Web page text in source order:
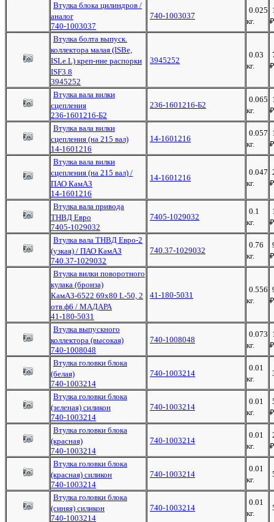
Втулка блока цилиндров /
аналог
740-1003037
740-1003037
0.025
кг.
₽
Втулка болта выпуск.
коллектора малая (ISBe,
ISLe.L) креп-ние распорки
ISF3.8
3945252
3945252
0.03
кг.
₽
Втулка вала вилки
сцепления
236-1601216-Б2
236-1601216-Б2
0.065
кг.
₽
Втулка вала вилки
сцепления (на 215 вал)
14-1601216
14-1601216
0.057
кг.
₽
Втулка вала вилки
сцепления (на 215 вал) /
ПАО КамАЗ
14-1601216
14-1601216
0.047
кг.
₽
Втулка вала привода
ТНВД Евро
7405-1029032
7405-1029032
0.1
кг.
₽
Втулка вала ТНВД Евро-2
(узкая) / ПАО КамАЗ
740.37-1029032
740.37-1029032
0.76
кг.
₽
Втулка вилки поворотного
кулака (бронза)
КамАЗ-6522 69х80 L-50, 2
отв.ф6 / МАДАРА
41-180-5031
41-180-5031
0.556
кг.
₽
Втулка выпускного
коллектора (высокая)
740-1008048
740-1008048
0.073
кг.
₽
Втулка головки блока
(белая)
740-1003214
740-1003214
0.01
кг.
Втулка головки блока
(зеленая) силикон
740-1003214
740-1003214
0.01
кг.
₽
Втулка головки блока
(красная)
740-1003214
740-1003214
0.01
кг.
₽
Втулка головки блока
(красная) силикон
740-1003214
740-1003214
0.01
кг.
Втулка головки блока
(синяя) силикон
740-1003214
740-1003214
0.01
кг.